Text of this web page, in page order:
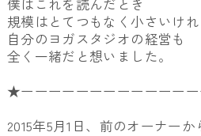
僕はこれを読んだとき
規模はとてつもなく小さいけ
自分のヨガスタジオの経営も
全く一緒だと想いました。
★ーーーーーーーーーーーーー
2015年5月1日、前のオーナーか